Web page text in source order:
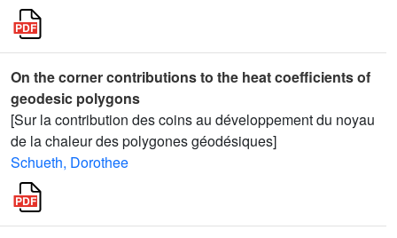
On the corner contributions to the heat coefficients of
geodesic polygons
[Sur la contribution des coins au développement du noyau
de la chaleur des polygones géodésiques]
Schueth, Dorothee